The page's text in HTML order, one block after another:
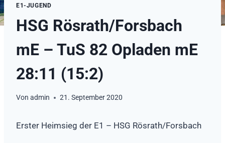
E1-JUGEND
HSG Rösrath/Forsbach
mE – TuS 82 Opladen mE
28:11 (15:2)
Von admin 21. September 2020
Erster Heimsieg der E1 – HSG Rösrath/Forsbach